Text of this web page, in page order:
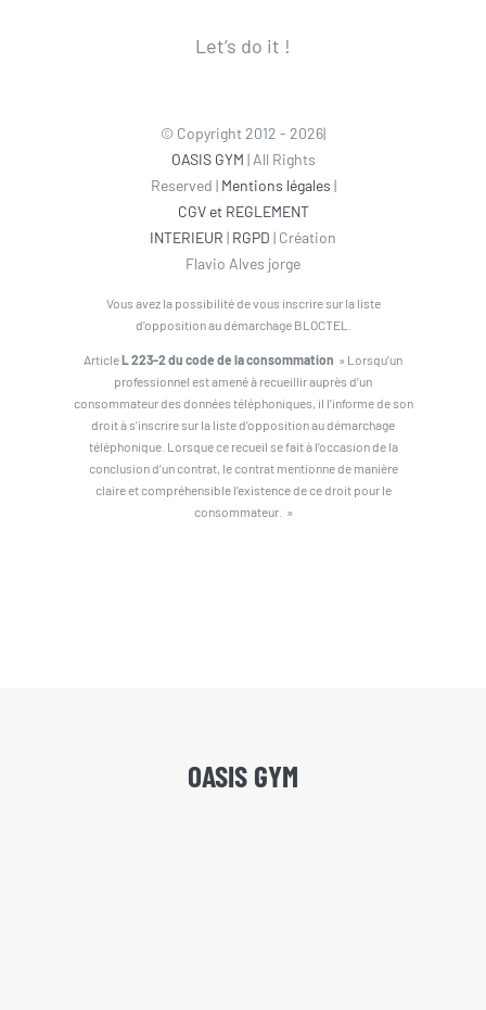
Let’s do it !
© Copyright 2012 - 2026|
OASIS GYM | All Rights
Reserved | Mentions légales |
CGV et REGLEMENT
INTERIEUR | RGPD | Création
Flavio Alves jorge
Vous avez la possibilité de vous inscrire sur la liste
d’opposition au démarchage BLOCTEL.
ArticleL 223-2 du code de la consommation » Lorsqu’un
professionnel est amené à recueillir auprès d’un
consommateur des données téléphoniques, il l’informe de son
droit à s’inscrire sur la liste d’opposition au démarchage
téléphonique. Lorsque ce recueil se fait à l’occasion de la
conclusion d’un contrat, le contrat mentionne de manière
claire et compréhensible l’existence de ce droit pour le
consommateur. »
OASIS GYM